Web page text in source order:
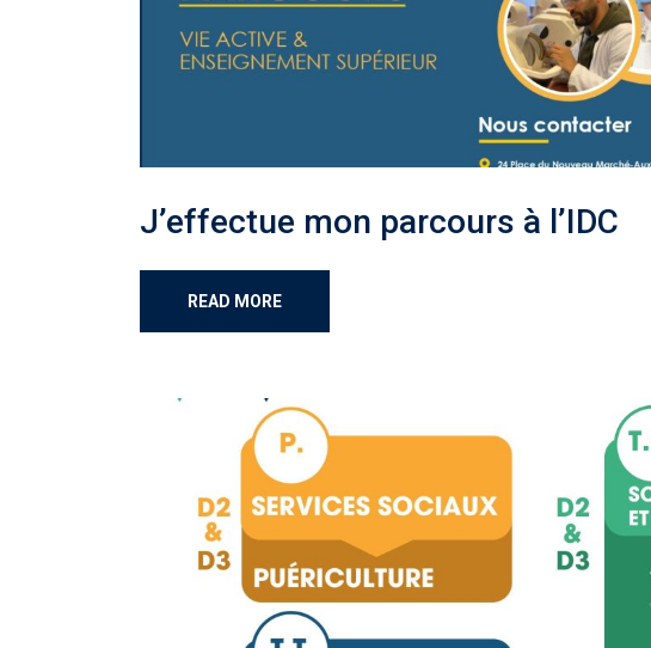
J’effectue mon parcours à l’IDC
READ MORE